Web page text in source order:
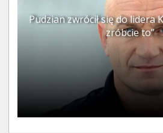
Pudzian zwrócił się do lidera
zróbcie to”